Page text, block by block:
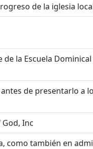
de la iglesia
la Escuela Dominical
de presentarlo a
Inc
como también en